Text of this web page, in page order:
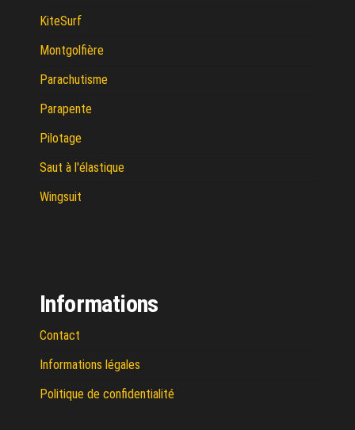
KiteSurf
Montgolfière
Parachutisme
Parapente
Pilotage
Saut à l'élastique
Wingsuit
Informations
Contact
Informations légales
Politique de confidentialité